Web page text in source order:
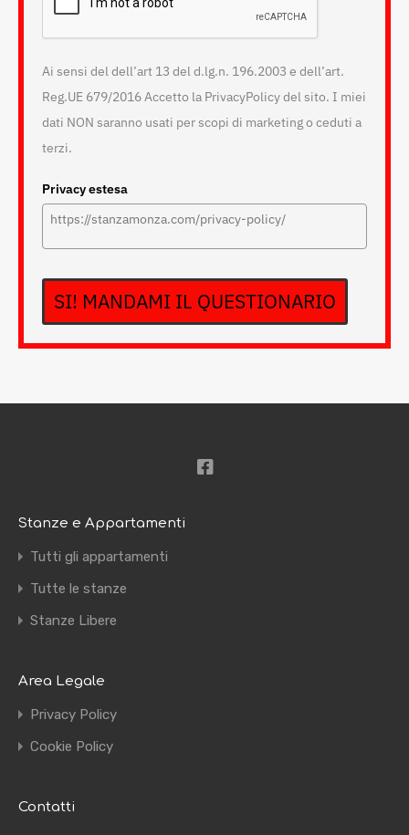
Ai sensi del dell’art 13 del d.lg.n. 196.2003 e dell’art.
Reg.UE 679/2016 Accetto la PrivacyPolicy del sito. I miei
dati NON saranno usati per scopi di marketing o ceduti a
terzi.
Privacy estesa
SI! MANDAMI IL QUESTIONARIO
Stanze e Appartamenti
Tutti gli appartamenti
Tutte le stanze
Stanze Libere
Area Legale
Privacy Policy
Cookie Policy
Contatti